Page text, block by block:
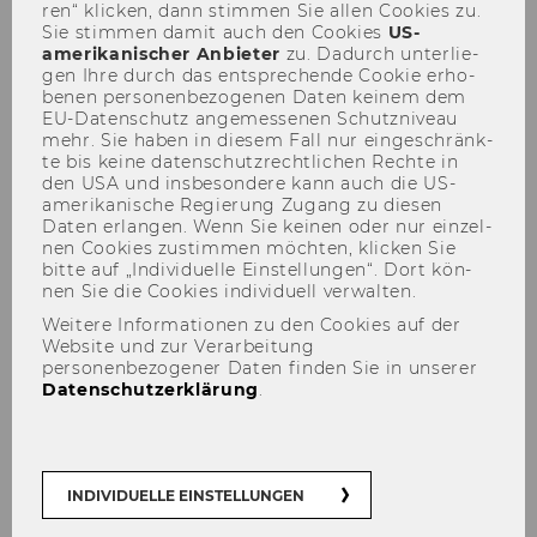
3. Wiener WiDi-Kongress
Motto und Pro­gramm des 3. Wie­ner
WiDi-​Kongresses
Wege und Irr­we­ge einer mo­der­nen
Rechnungswesen-​Didaktik: Fach­di­dak­ti­sche
Her­aus­for­de­run­gen an einen mo­der­nen
Rechnungswesen-​Unterricht
PRO­GRAMM DES 3. WIE­NER WIDI-​KONGRESSES
AM 9. NO­VEM­BER 2012
ren“ kli­cken, dann stim­men Sie allen Coo­kies zu.
Sie stim­men damit auch den Coo­kies US-​
amerikanischer An­bie­ter zu. Da­durch un­ter­lie­
gen Ihre durch das ent­spre­chen­de Coo­kie er­ho­
be­nen per­so­nen­be­zo­ge­nen Daten kei­nem dem
EU-​Datenschutz an­ge­mes­se­nen Schutz­ni­veau
mehr. Sie haben in die­sem Fall nur ein­ge­schränk­
te bis keine da­ten­schutz­recht­li­chen Rech­te in
den USA und ins­be­son­de­re kann auch die US-​
amerikanische Re­gie­rung Zu­gang zu die­sen
Daten er­lan­gen. Wenn Sie kei­nen oder nur ein­zel­
nen Coo­kies zu­stim­men möch­ten, kli­cken Sie
bitte auf „In­di­vi­du­el­le Ein­stel­lun­gen“. Dort kön­
nen Sie die Coo­kies in­di­vi­du­ell ver­wal­ten.
Weitere Informationen zu den Cookies auf der
Website und zur Verarbeitung
personenbezogener Daten finden Sie in unserer
Datenschutzerklärung
INDIVIDUELLE EINSTELLUNGEN